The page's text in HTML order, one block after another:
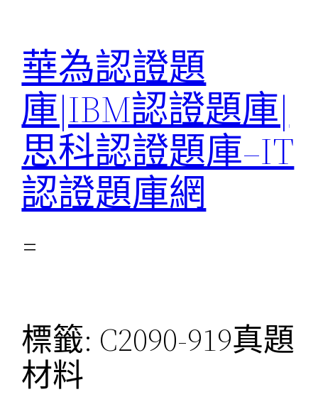
華為認證題
庫|IBM認證題庫|
思科認證題庫–IT
認證題庫網
標籤: C2090-919真題
材料